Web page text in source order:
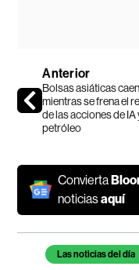
Anterior
Bolsas asiáticas caen
mientras se frena el
de las acciones de IA
petróleo
Convierta
noticiasaquí
Temas de este
Las noticias del día